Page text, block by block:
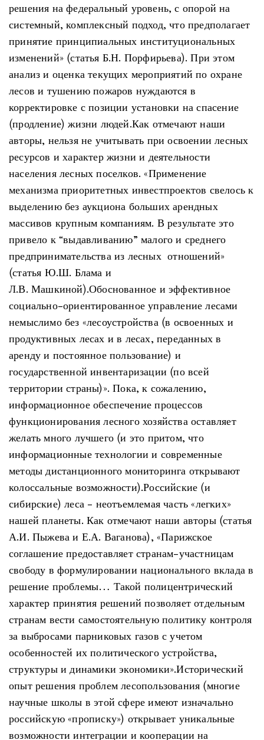
решения на федеральный уровень, с опорой на
системный, комплексный подход, что предполагает
принятие принципиальных институциональных
изменений» (статья Б.Н. Порфирьева). При этом
анализ и оценка текущих мероприятий по охране
лесов и тушению пожаров нуждаются в
корректировке с позиции установки на спасение
(продление) жизни людей.Как отмечают наши
авторы, нельзя не учитывать при освоении лесных
ресурсов и характер жизни и деятельности
населения лесных поселков. «Применение
механизма приоритетных инвестпроектов свелось к
выделению без аукциона больших арендных
массивов крупным компаниям. В результате это
привело к “выдавливанию” малого и среднего
предпринимательства из лесных отношений»
(статья Ю.Ш. Блама и
Л.В. Машкиной).Обоснованное и эффективное
социально-ориентированное управление лесами
немыслимо без «лесоустройства (в освоенных и
продуктивных лесах и в лесах, переданных в
аренду и постоянное пользование) и
государственной инвентаризации (по всей
территории страны)». Пока, к сожалению,
информационное обеспечение процессов
функционирования лесного хозяйства оставляет
желать много лучшего (и это притом, что
информационные технологии и современные
методы дистанционного мониторинга открывают
колоссальные возможности).Российские (и
сибирские) леса - неотъемлемая часть «легких»
нашей планеты. Как отмечают наши авторы (статья
А.И. Пыжева и Е.А. Ваганова), «Парижское
соглашение предоставляет странам-участницам
свободу в формулировании национального вклада в
решение проблемы… Такой полицентрический
характер принятия решений позволяет отдельным
странам вести самостоятельную политику контроля
за выбросами парниковых газов с учетом
особенностей их политического устройства,
структуры и динамики экономики».Исторический
опыт решения проблем лесопользования (многие
научные школы в этой сфере имеют изначально
российскую «прописку») открывает уникальные
возможности интеграции и кооперации на